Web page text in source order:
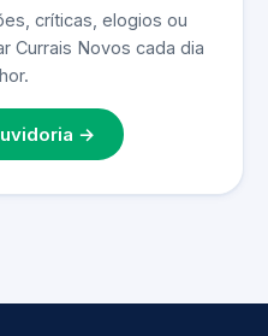
críticas, elogios ou
Currais Novos cada dia
→